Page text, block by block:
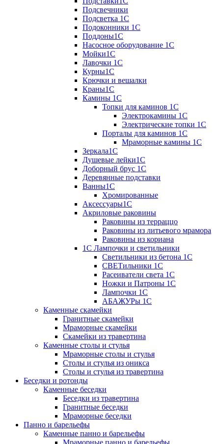
Подсвечники
Подсветка 1С
Подоконники 1С
Поддоны1С
Насосное оборудование 1С
Мойки1С
Лавочки 1С
Курны1С
Крючки и вешалки
Краны1С
Камины 1C
Топки для каминов 1C
Электрокамины 1С
Электрические топки 1C
Порталы для каминов 1С
Мраморные камины 1C
Зеркала1С
Душевые лейки1С
Доборный брус 1С
Деревянные подставки
Ванны1С
Хромированные
Аксессуары1С
Акриловые раковины
Раковины из терраццо
Раковины из литьевого мрамора
Раковины из кориана
1С Лампочки и светильники
Светильники из бетона 1С
СВЕТильники 1С
Расеиватели света 1С
Ножки и Патроны 1С
Лампочки 1С
АБАЖУРы 1С
Каменные скамейки
Гранитные скамейки
Мраморные скамейки
Скамейки из травертина
Каменные столы и стулья
Мраморные столы и стулья
Столы и стулья из оникса
Столы и стулья из травертина
Беседки и ротонды
Каменные беседки
Беседки из травертина
Гранитные беседки
Мраморные беседки
Панно и барельефы
Каменные панно и барельефы
Мраморные панно и барельефы